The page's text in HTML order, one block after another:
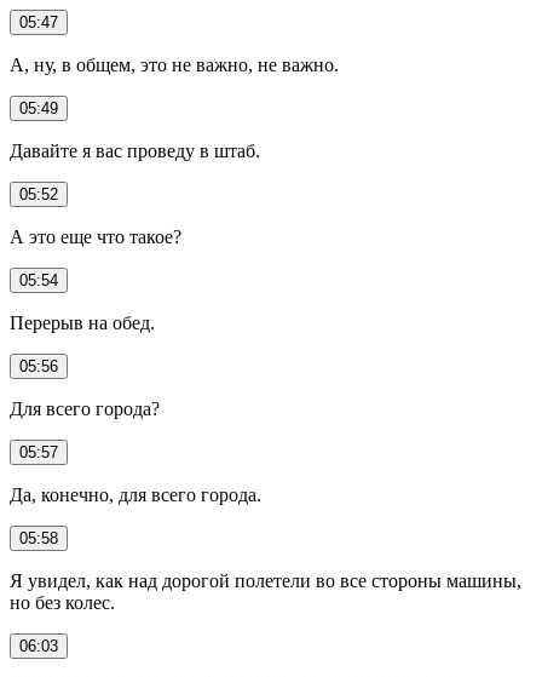
05:47
А, ну, в общем, это не важно, не важно.
05:49
Давайте я вас проведу в штаб.
05:52
А это еще что такое?
05:54
Перерыв на обед.
05:56
Для всего города?
05:57
Да, конечно, для всего города.
05:58
Я увидел, как над дорогой полетели во все стороны машины,
но без колес.
06:03